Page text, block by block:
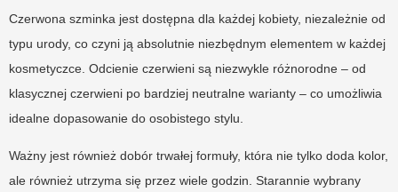
Czerwona szminka jest dostępna dla każdej kobiety, niezależnie od
typu urody, co czyni ją absolutnie niezbędnym elementem w każdej
kosmetyczce. Odcienie czerwieni są niezwykle różnorodne – od
klasycznej czerwieni po bardziej neutralne warianty – co umożliwia
idealne dopasowanie do osobistego stylu.
Ważny jest również dobór trwałej formuły, która nie tylko doda kolor,
ale również utrzyma się przez wiele godzin. Starannie wybrany